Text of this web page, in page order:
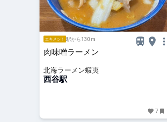
エキメシ！ 駅から130 m
肉味噌ラーメン
北海ラーメン蝦夷
西谷駅
7